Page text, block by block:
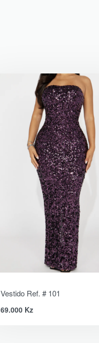
Vestido Ref. # 101
69.000 Kz